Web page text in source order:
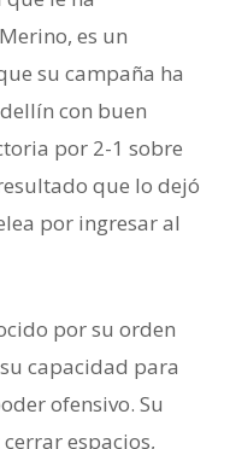
es un
su campaña ha
con buen
por 2-1 sobre
que lo dejó
por ingresar al
por su orden
capacidad para
ofensivo. Su
espacios,